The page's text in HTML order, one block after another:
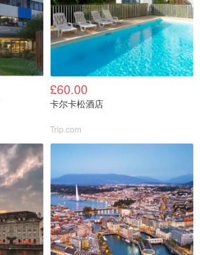
£60.00
卡尔卡松酒店
Trip.com